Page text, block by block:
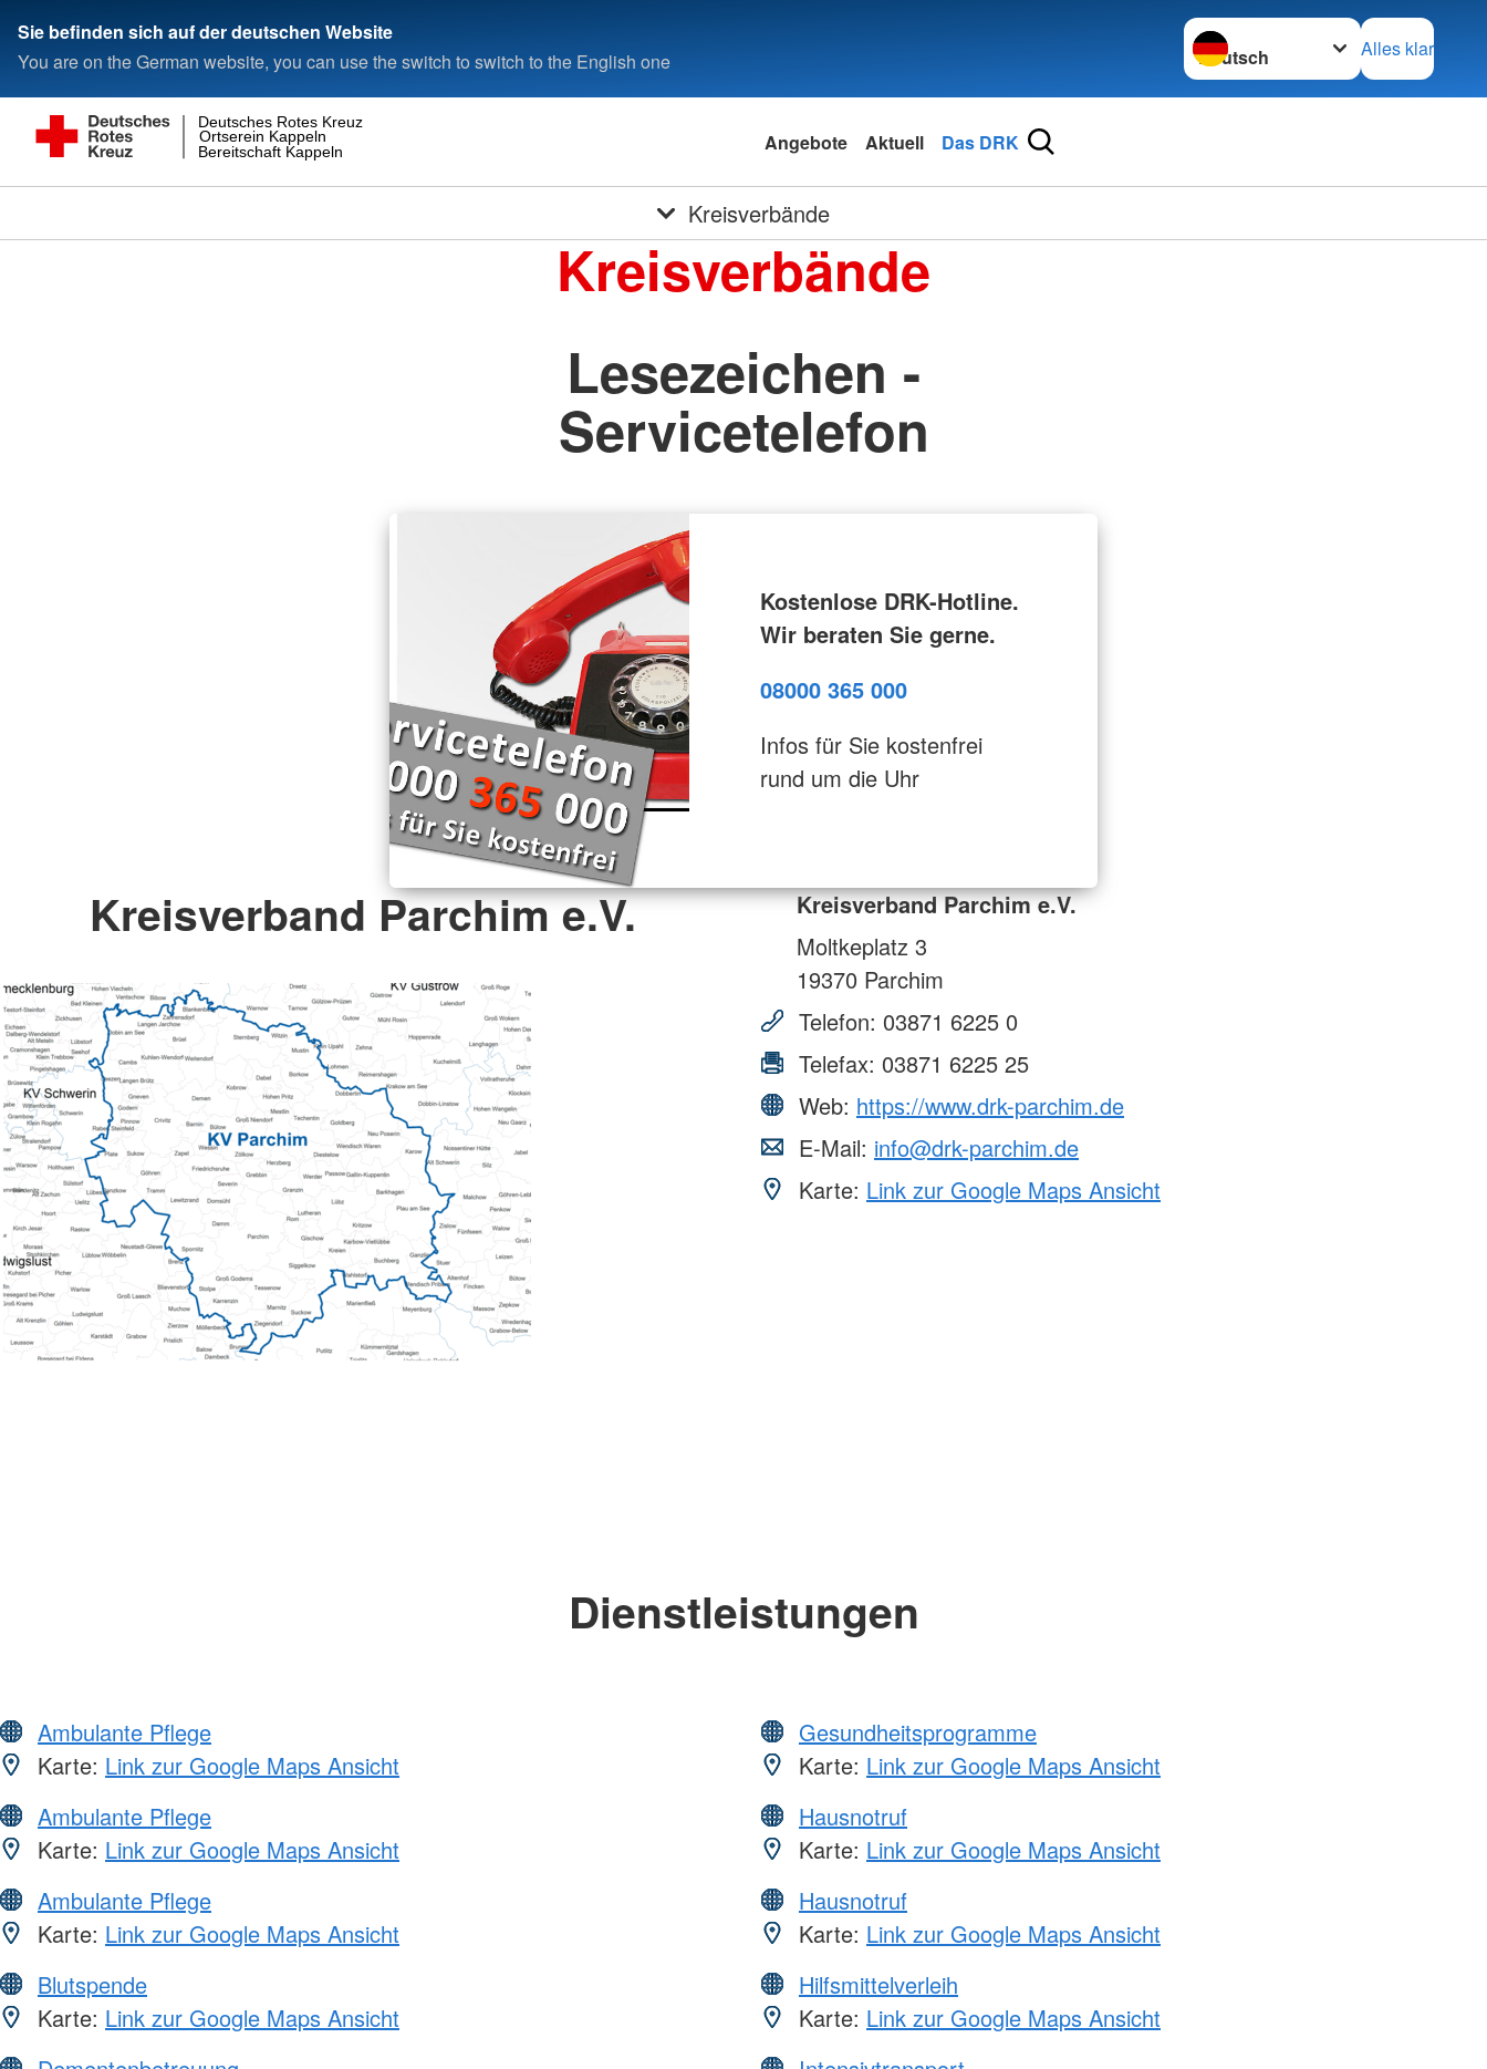
Sie befinden sich auf der deutschen Website
You are on the German website, you can use the switch to switch to the English one
Sprache wechseln zu
Alles klar
Bereitschaft Kappeln
Ortserein Kappeln
Deutsches Rotes Kreuz
Angebote Aktuell Das DRK
Kreisverbände
Kreisverbände
Lesezeichen -
Servicetelefon
Kostenlose DRK-Hotline.
Wir beraten Sie gerne.
08000 365 000
Infos für Sie kostenfrei
rund um die Uhr
Kreisverband Parchim e.V.
Kreisverband Parchim e.V.
Moltkeplatz 3
19370 Parchim
Telefon: 03871 6225 0
Telefax: 03871 6225 25
Web: https://www.drk-parchim.de
E-Mail: info@drk-parchim.de
Karte: Link zur Google Maps Ansicht
Dienstleistungen
Ambulante Pflege
Karte: Link zur Google Maps Ansicht
Ambulante Pflege
Karte: Link zur Google Maps Ansicht
Ambulante Pflege
Karte: Link zur Google Maps Ansicht
Blutspende
Karte: Link zur Google Maps Ansicht
Gesundheitsprogramme
Karte: Link zur Google Maps Ansicht
Hausnotruf
Karte: Link zur Google Maps Ansicht
Hausnotruf
Karte: Link zur Google Maps Ansicht
Hilfsmittelverleih
Karte: Link zur Google Maps Ansicht